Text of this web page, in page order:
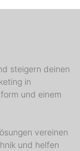
steigern deinen
in
und einem
vereinen
und helfen